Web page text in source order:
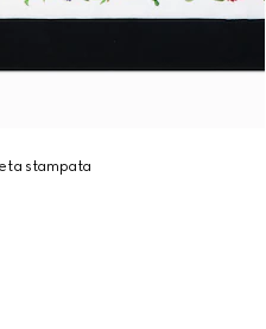
stampata